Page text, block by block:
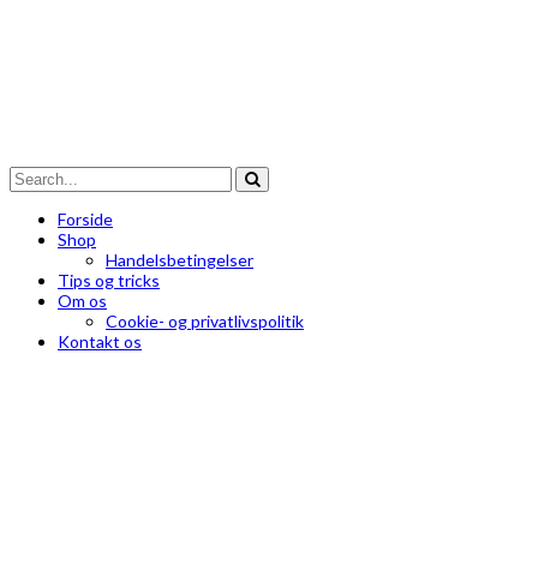
Forside
Shop
Handelsbetingelser
Tips og tricks
Om os
Cookie- og privatlivspolitik
Kontakt os